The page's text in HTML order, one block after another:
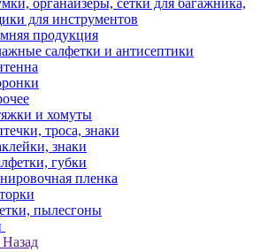
органайзеры, сетки для багажника,
для инструментов
продукция
салфетки и антисептики
и хомуты
троса, знаки
знаки
губки
пленка
пылесгоны
Назад